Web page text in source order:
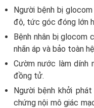
Người bệnh bị
độ, tức góc đóng lớn
Bệnh nhân bị glocom
nhãn áp và bảo toàn
Cườm nước làm dính
đồng tử.
Người bệnh khởi
chứng nội mô giác